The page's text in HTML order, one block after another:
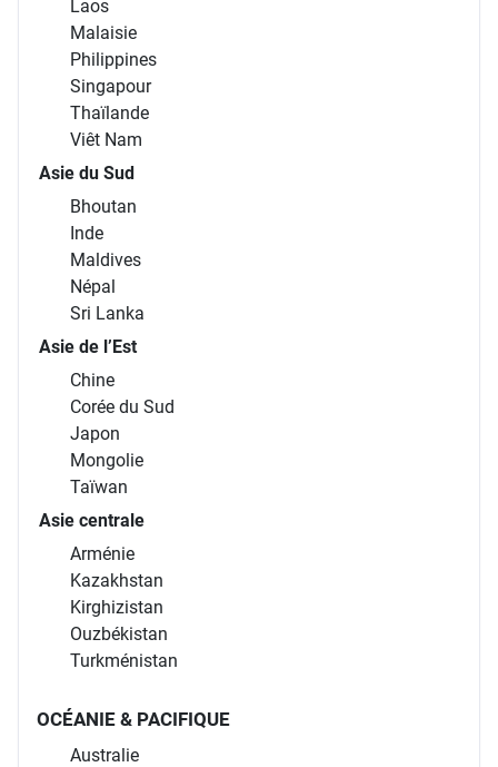
Laos
Malaisie
Philippines
Singapour
Thaïlande
Viêt Nam
Asie du Sud
Bhoutan
Inde
Maldives
Népal
Sri Lanka
Asie de l’Est
Chine
Corée du Sud
Japon
Mongolie
Taïwan
Asie centrale
Arménie
Kazakhstan
Kirghizistan
Ouzbékistan
Turkménistan
OCÉANIE & PACIFIQUE
Australie